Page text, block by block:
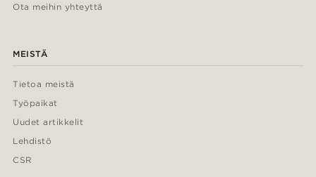
Ota meihin yhteyttä
MEISTÄ
Tietoa meistä
Työpaikat
Uudet artikkelit
Lehdistö
CSR